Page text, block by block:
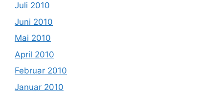
Juli 2010
Juni 2010
Mai 2010
April 2010
Februar 2010
Januar 2010